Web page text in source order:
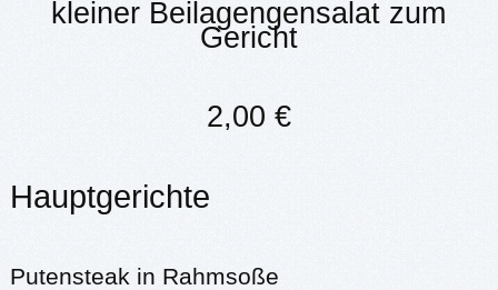
kleiner Beilagengensalat zum
Gericht
2,00 €
Hauptgerichte
Putensteak in Rahmsoße